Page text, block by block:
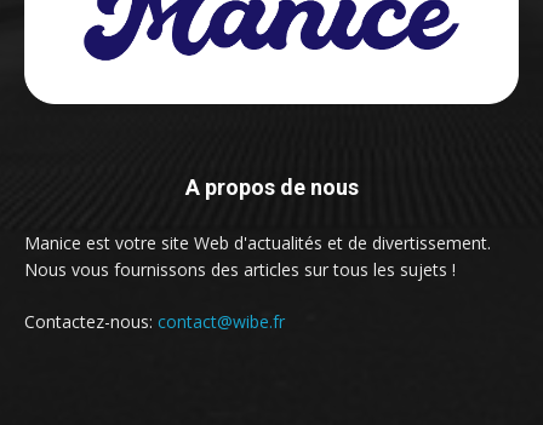
A propos de nous
Manice est votre site Web d'actualités et de divertissement.
Nous vous fournissons des articles sur tous les sujets !
Contactez-nous: contact@wibe.fr